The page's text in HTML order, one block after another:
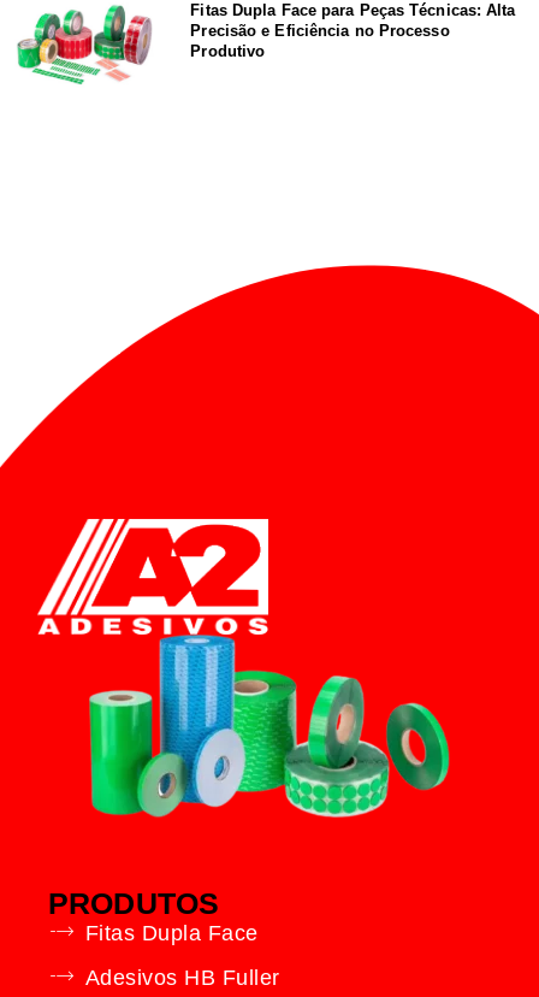
Fitas Dupla Face para Peças Técnicas: Alta
Precisão e Eficiência no Processo
Produtivo
PRODUTOS
Fitas Dupla Face
Adesivos HB Fuller